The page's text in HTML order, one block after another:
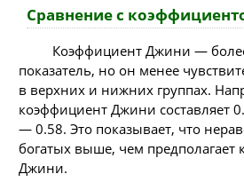
Сравнение с
Коэффициент Джини —
показатель, но он менее
в верхних и нижних группах.
коэффициент Джини составляет
— 0.58. Это показывает, что
богатых выше, чем предполагает
Джини.